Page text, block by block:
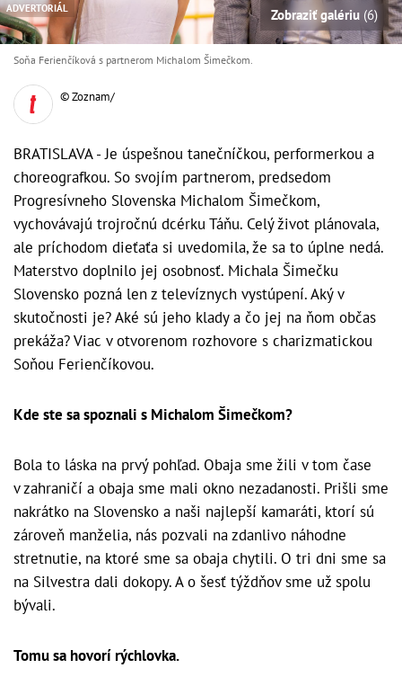
ADVERTORIÁL Zobraziť galériu (6)
Soňa Ferienčíková s partnerom Michalom Šimečkom.
© Zoznam/
BRATISLAVA - Je úspešnou tanečníčkou, performerkou a
choreografkou. So svojím partnerom, predsedom
Progresívneho Slovenska Michalom Šimečkom,
vychovávajú trojročnú dcérku Táňu. Celý život plánovala,
ale príchodom dieťaťa si uvedomila, že sa to úplne nedá.
Materstvo doplnilo jej osobnosť. Michala Šimečku
Slovensko pozná len z televíznych vystúpení. Aký v
skutočnosti je? Aké sú jeho klady a čo jej na ňom občas
prekáža? Viac v otvorenom rozhovore s charizmatickou
Soňou Ferienčíkovou.
Kde ste sa spoznali s Michalom Šimečkom?
Bola to láska na prvý pohľad. Obaja sme žili v tom čase
v zahraničí a obaja sme mali okno nezadanosti. Prišli sme
nakrátko na Slovensko a naši najlepší kamaráti, ktorí sú
zároveň manželia, nás pozvali na zdanlivo náhodne
stretnutie, na ktoré sme sa obaja chytili. O tri dni sme sa
na Silvestra dali dokopy. A o šesť týždňov sme už spolu
bývali.
Tomu sa hovorí rýchlovka.